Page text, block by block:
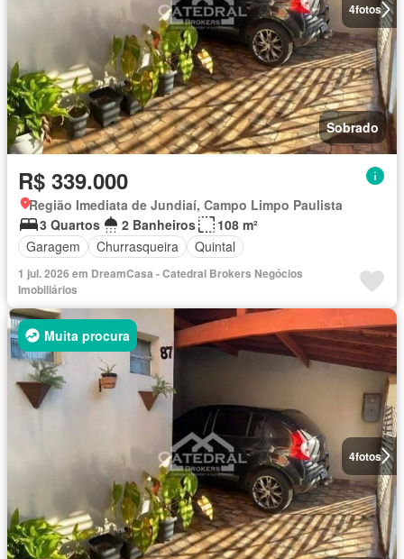
4fotos
Sobrado
R$ 339.000
Região Imediata de Jundiaí, Campo Limpo Paulista
3 Quartos
2 Banheiros
108 m²
Garagem
Churrasqueira Quintal
1 jul. 2026 em DreamCasa - Catedral Brokers Negócios
Imobiliários
4fotos
Muita procura